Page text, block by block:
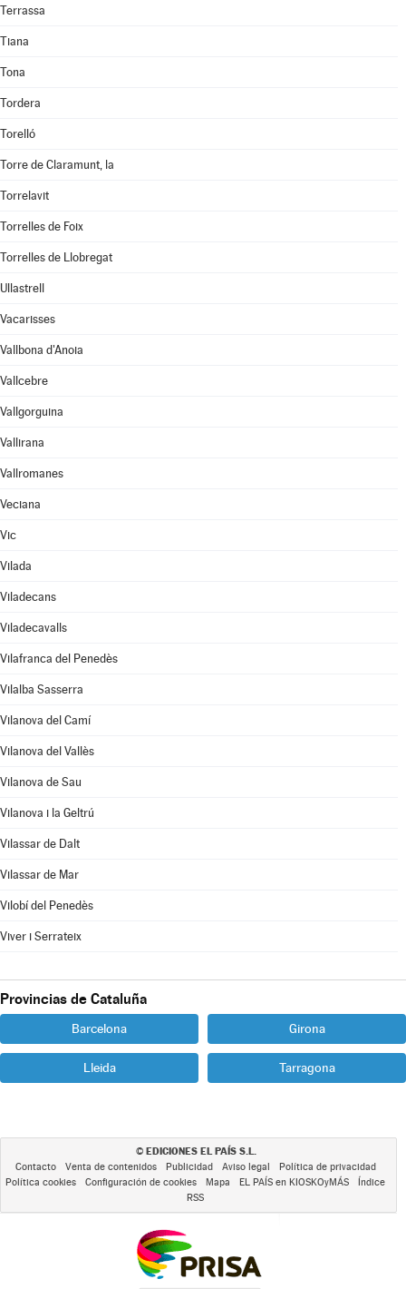
Terrassa
Tiana
Tona
Tordera
Torelló
Torre de Claramunt, la
Torrelavit
Torrelles de Foix
Torrelles de Llobregat
Ullastrell
Vacarisses
Vallbona d'Anoia
Vallcebre
Vallgorguina
Vallirana
Vallromanes
Veciana
Vic
Vilada
Viladecans
Viladecavalls
Vilafranca del Penedès
Vilalba Sasserra
Vilanova del Camí
Vilanova del Vallès
Vilanova de Sau
Vilanova i la Geltrú
Vilassar de Dalt
Vilassar de Mar
Vilobí del Penedès
Viver i Serrateix
Provincias de Cataluña
Barcelona Girona
Lleida Tarragona
© EDICIONES EL PAÍS S.L.
Contacto Venta de contenidos Publicidad Aviso legal
Política de privacidad
Política cookies
Configuración de cookies Mapa EL PAÍS en KIOSKOyMÁS
Índice
RSS